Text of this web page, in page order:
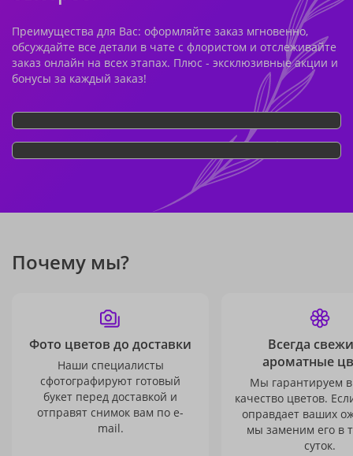
Преимущества для Вас: оформляйте заказ мгновенно,
обсуждайте все детали в чате с флористом и отслеживайте
заказ онлайн на всех этапах. Плюс - эксклюзивные акции и
бонусы за каждый заказ!
Почему мы?
Фото цветов до доставки
Наши специалисты
сфотографируют готовый
букет перед доставкой и
отправят снимок вам по e-
mail.
Всегда
ароматные
Мы гарантируем
качество цветов.
оправдает ваших
мы заменим его в
суток.